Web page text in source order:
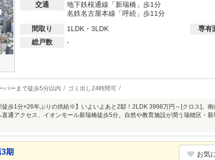
交通
地下鉄桜通線「新瑞橋」歩1分
名鉄名古屋本線「呼続」歩11分
間取り
1LDK・3LDK 専有
総戸数 -
パーまで徒歩5分以内 ゴミ出し24時間可
徒歩1分×26年ぶりの供給※】いよいよあと2邸！2LDK 3998万円～[クロス]。
直通アクセス、イオンモール新瑞橋徒歩5分。自然や教育施設が潤う瑞穂区・
期 お気